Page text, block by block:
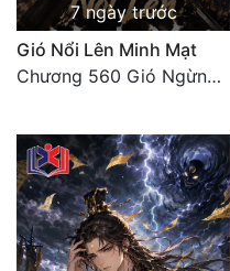
Tính Cách Nhân Vật :
Sát Phạt Quyết Đoán
Vô Sỉ
Điềm Đạm
7 ngày trước
Gió Nổi Lên Minh Mạt
Chương 560 Gió Ngừng (Kết Cục)